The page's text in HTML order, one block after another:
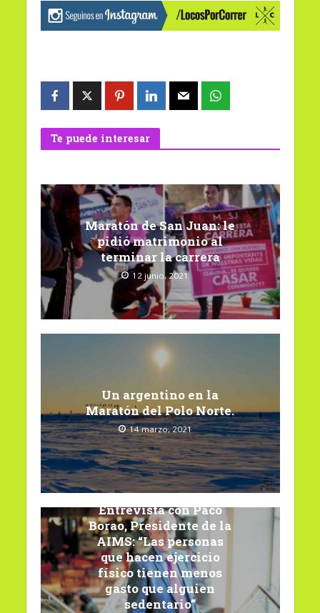
Te puede interesar
Maratón de San Juan: le
pidió matrimonio al
terminar la carrera
12 junio, 2021
Un argentino en la
Maratón del Polo Norte.
14 marzo, 2021
Entrevista con Paco
Borao, Presidente de la
AIMS: “Las personas
que hacen ejercicio
físico tienen menos
gasto que alguien
sedentario”